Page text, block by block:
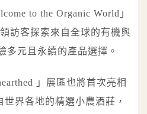
to the Organic World」
訪客探索來自全球的有機與
多元且永續的產品選擇。
」展區也將首次亮相
界各地的精選小農酒莊，